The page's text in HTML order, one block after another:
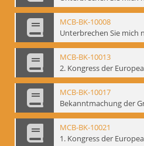
MCB-BK-10008
MCB-BK-10013
MCB-BK-10017
MCB-BK-10021